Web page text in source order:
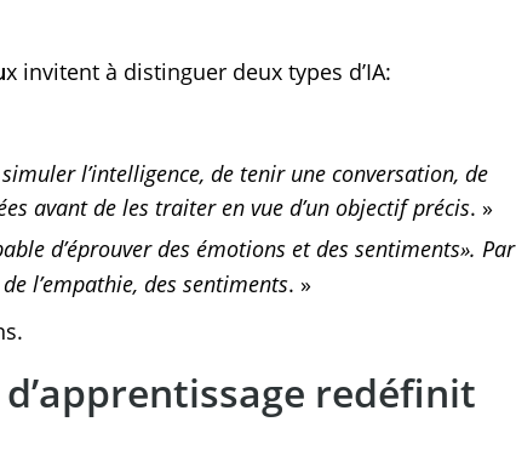
x invitent à distinguer deux types d’IA:
l’intelligence, de tenir une conversation, de
avant de les traiter en vue d’un objectif précis. »
d’éprouver des émotions et des sentiments». Par
l’empathie, des sentiments. »
redéfinit